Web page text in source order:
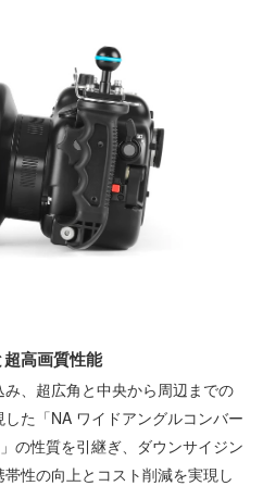
高画質性能
、超広角と中央から周辺までの
た「NA ワイドアングルコンバー
の性質を引継ぎ、ダウンサイジン
性の向上とコスト削減を実現し